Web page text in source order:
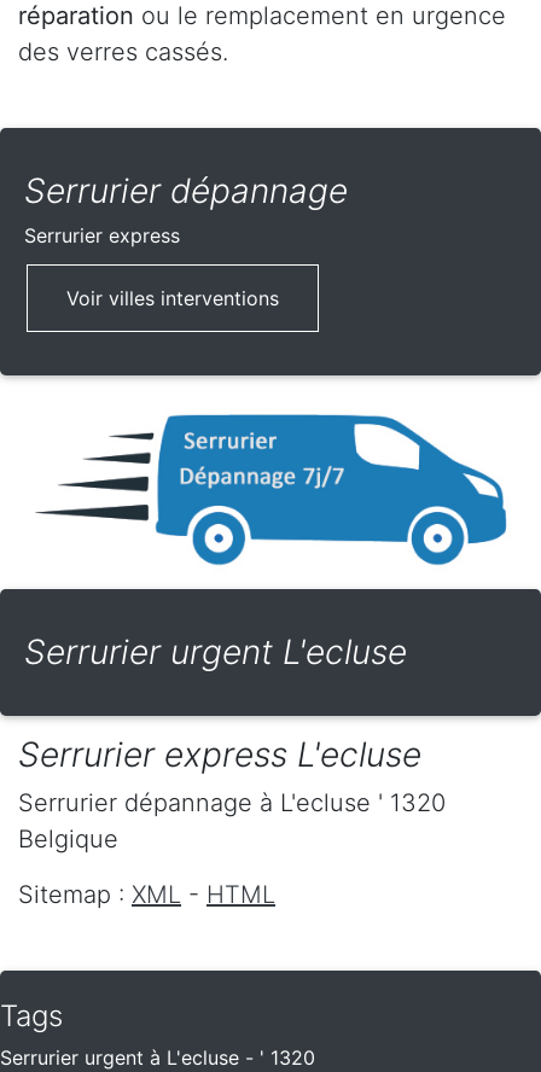
réparation ou le remplacement en urgence
des verres cassés.
Serrurier dépannage
Serrurier express
Voir villes interventions
Serrurier urgent L'ecluse
Serrurier express L'ecluse
Serrurier dépannage à L'ecluse ' 1320
Belgique
Sitemap : XML - HTML
Tags
Serrurier urgent à L'ecluse - ' 1320